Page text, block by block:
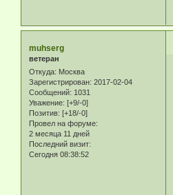
muhserg
ветеран
Откуда: Москва
Зарегистрирован: 2017-02-04
Сообщений: 1031
Уважение: [+9/-0]
Позитив: [+18/-0]
Провел на форуме:
2 месяца 11 дней
Последний визит:
Сегодня 08:38:52